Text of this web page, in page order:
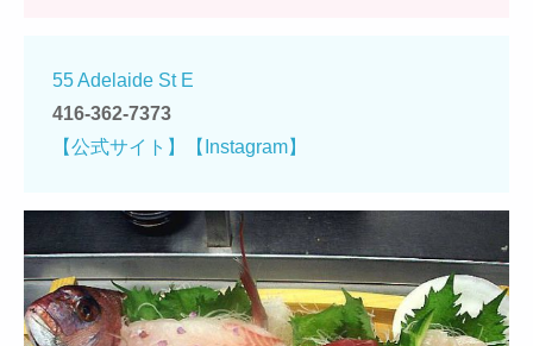
55 Adelaide St E
416-362-7373
【公式サイト】
【Instagram】